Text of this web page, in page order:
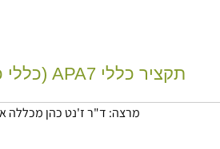
תקציר כללי APA7 (כללי כתיבה מדעית)
מרצה: ד"ר ז'נט כהן מכללה